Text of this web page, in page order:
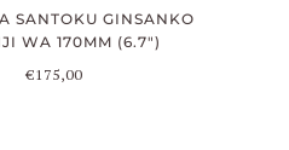
SANTOKU GINSANKO
WA 170MM (6.7")
€175,00